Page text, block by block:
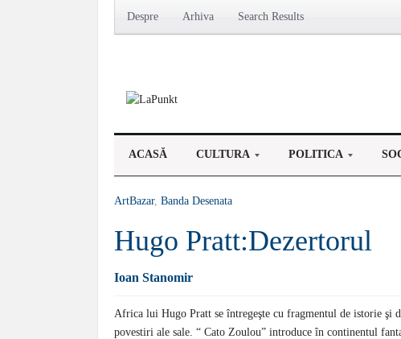
Despre Arhiva Search Results
ACASĂ CULTURA POLITICA
ArtBazar, Banda Desenata
Hugo Pratt:Dezertorul
Ioan Stanomir
Africa lui Hugo Pratt se întregeşte cu fragmentul de istorie şi
povestiri ale sale. “ Cato Zoulou” introduce în continentul